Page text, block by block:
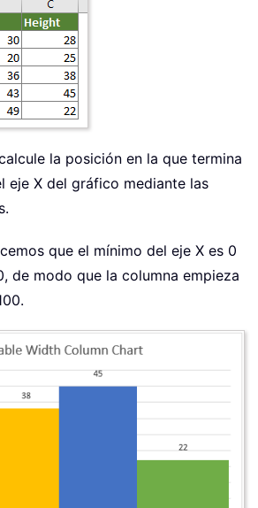
la posición en la que termina
eje X del gráfico mediante las
que el mínimo del eje X es 0
de modo que la columna empieza